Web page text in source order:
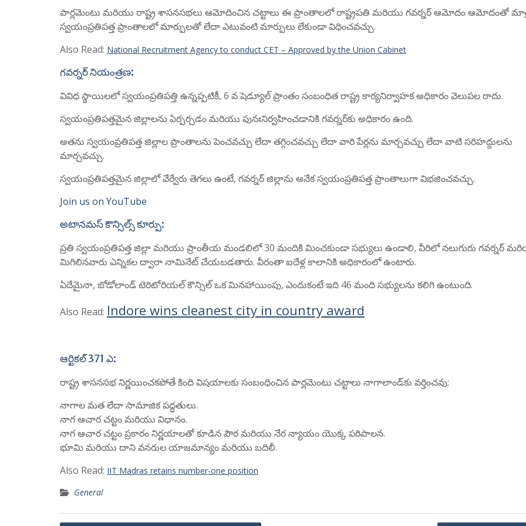
పార్లమెంటు మరియు రాష్ట్ర శాసనసభలు ఆమోదించిన చట్టాలు ఈ ప్రాంతాలలో రాష్ట్రపతి మరియు గవర్నర్ ఆమోదం ఆమోదంతో
స్వయంప్రతిపత్త ప్రాంతాలలో మార్పులతో లేదా ఎటువంటి మార్పులు లేకుండా విధించవచ్చు.
Also Read: National Recruitment Agency to conduct CET – Approved by the Union Cabinet
గవర్నర్ నియంత్రణ:
వివిధ స్థాయిలలో స్వయంప్రతిపత్తి ఉన్నప్పటికీ, 6 వ షెడ్యూల్ ప్రాంతం సంబంధిత రాష్ట్ర కార్యనిర్వాహక అధికారం వెలుపల రాదు.
స్వయంప్రతిపత్తమైన జిల్లాలను ఏర్పర్చడం మరియు పునఃనిర్వహించడానికి గవర్నర్‌కు అధికారం ఉంది.
అతను స్వయంప్రతిపత్త జిల్లాల ప్రాంతాలను పెంచవచ్చు లేదా తగ్గించవచ్చు లేదా వారి పేర్లను మార్చవచ్చు లేదా వాటి సరిహద్దులను
మార్చవచ్చు.
స్వయంప్రతిపత్తమైన జిల్లాలో వేర్వేరు తెగలు ఉంటే, గవర్నర్ జిల్లాను అనేక స్వయంప్రతిపత్త ప్రాంతాలుగా విభజించవచ్చు.
Join us on YouTube
అటానమస్ కౌన్సిల్స్ కూర్పు:
ప్రతి స్వయంప్రతిపత్త జిల్లా మరియు ప్రాంతీయ మండలిలో 30 మందికి మించకుండా సభ్యులు ఉండాలి, వీరిలో నలుగురు గవర్నర్
మిగిలినవారు ఎన్నికల ద్వారా నామినేట్ చేయబడతారు. వీరంతా ఐదేళ్ల కాలానికి అధికారంలో ఉంటారు.
ఏదేమైనా, బోడోలాండ్ టెరిటోరియల్ కౌన్సిల్ ఒక మినహాయింపు, ఎందుకంటే ఇది 46 మంది సభ్యులను కలిగి ఉంటుంది.
Also Read: Indore wins cleanest city in country award
ఆర్టికల్ 371 ఎ:
రాష్ట్ర శాసనసభ నిర్ణయించకపోతే కింది విషయాలకు సంబంధించిన పార్లమెంటు చట్టాలు నాగాలాండ్‌కు వర్తించవు:
నాగాల మత లేదా సామాజిక పద్ధతులు.
నాగ ఆచార చట్టం మరియు విధానం.
నాగ ఆచార చట్టం ప్రకారం నిర్ణయాలతో కూడిన పౌర మరియు నేర న్యాయం యొక్క పరిపాలన.
భూమి మరియు దాని వనరుల యాజమాన్యం మరియు బదిలీ.
Also Read: IIT Madras retains number-one position
General